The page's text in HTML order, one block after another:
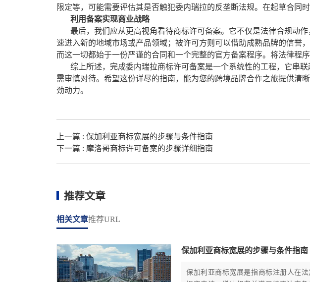
限定等，可能需要评估其是否触犯委内瑞拉的反垄断法规。在起草合同
利用备案实现商业战略
最后，我们应从更高视角看待商标许可备案。它不仅是法律合规动作
速进入新的地域市场或产品领域；被许可方则可以借助成熟品牌的信誉
而这一切都始于一份严谨的合同和一个完整的官方备案程序。将法律程
综上所述，完成委内瑞拉商标许可备案是一个系统性的工程，它串联
需审慎对待。希望这份详尽的指南，能为您的跨境品牌合作之旅提供清
劲动力。
上一篇 : 保加利亚商标宽展的步骤与条件指南
下一篇 : 摩洛哥商标许可备案的步骤详细指南
推荐文章
相关文章推荐URL
保加利亚商标宽展的步骤与条件指南
保加利亚商标宽展是指商标注册人在